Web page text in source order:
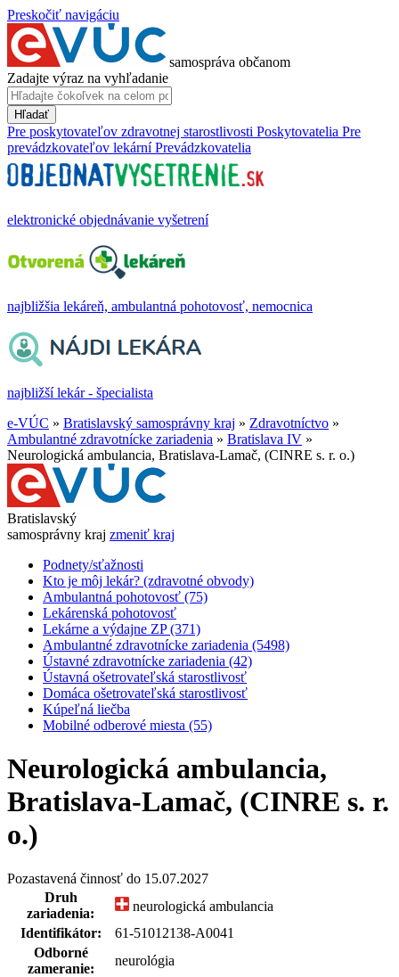
Preskočiť navigáciu
samospráva občanom
Zadajte výraz na vyhľadanie
Hľadať
Pre poskytovateľov zdravotnej starostlivosti Poskytovatelia Pre
prevádzkovateľov lekární Prevádzkovatelia
elektronické objednávanie vyšetrení
najbližšia lekáreň, ambulantná pohotovosť, nemocnica
najbližší lekár - špecialista
e-VÚC » Bratislavský samosprávny kraj » Zdravotníctvo »
Ambulantné zdravotnícke zariadenia » Bratislava IV »
Neurologická ambulancia, Bratislava-Lamač, (CINRE s. r. o.)
Bratislavský
samosprávny kraj zmeniť kraj
Podnety/sťažnosti
Kto je môj lekár? (zdravotné obvody)
Ambulantná pohotovosť (75)
Lekárenská pohotovosť
Lekárne a výdajne ZP (371)
Ambulantné zdravotnícke zariadenia (5498)
Ústavné zdravotnícke zariadenia (42)
Ústavná ošetrovateľská starostlivosť
Domáca ošetrovateľská starostlivosť
Kúpeľná liečba
Mobilné odberové miesta (55)
Neurologická ambulancia,
Bratislava-Lamač, (CINRE s. r.
o.)
Pozastavená činnosť do 15.07.2027
Druh
zariadenia:
neurologická ambulancia
Identifikátor:
61-51012138-A0041
Odborné
zameranie:
neurológia